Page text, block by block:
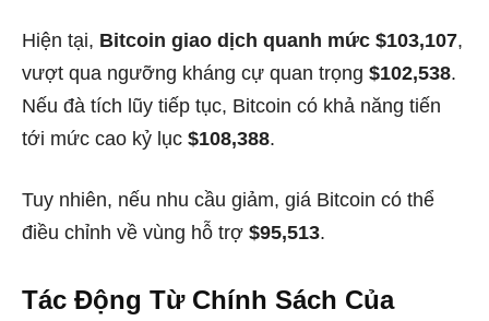
Hiện tại, Bitcoin giao dịch quanh mức $103,107,
vượt qua ngưỡng kháng cự quan trọng $102,538.
Nếu đà tích lũy tiếp tục, Bitcoin có khả năng tiến
tới mức cao kỷ lục $108,388.
Tuy nhiên, nếu nhu cầu giảm, giá Bitcoin có thể
điều chỉnh về vùng hỗ trợ $95,513.
Tác Động Từ Chính Sách Của